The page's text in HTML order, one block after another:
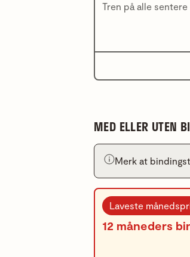
Tren på alle
MED ELLER UTEN
Merk at
Laveste
12 måneders